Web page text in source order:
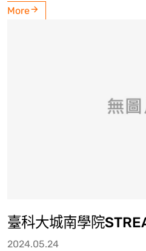
More
臺科大城南學院
2024.05.24